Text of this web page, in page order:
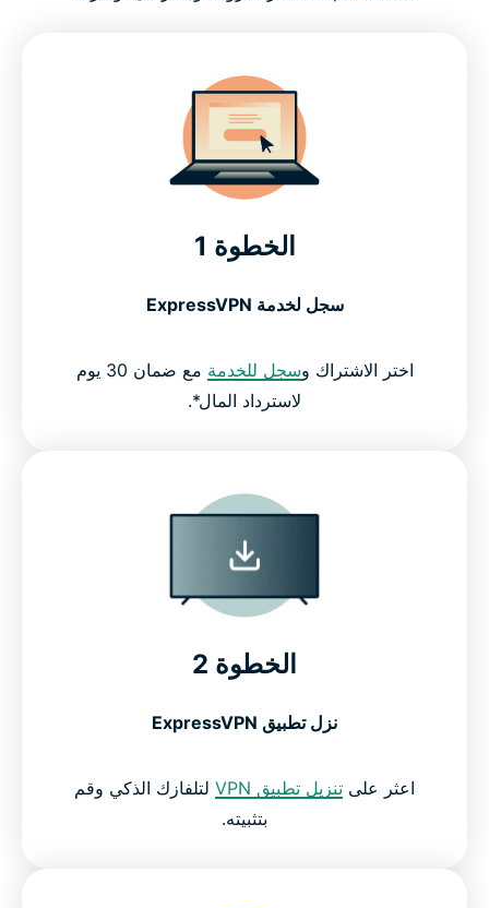
الخطوة 1
سجل لخدمة ExpressVPN
اختر الاشتراك وسجل للخدمة
مع ضمان 30 يوم
لاسترداد المال*.
الخطوة 2
نزل تطبيق ExpressVPN
اعثر على تنزيل تطبيق VPN
لتلفازك الذكي وقم
بتثبيته.